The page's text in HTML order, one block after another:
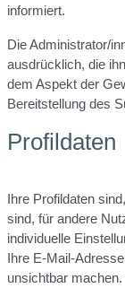
informiert.
Die Administrator/
ausdrücklich, die
dem Aspekt der
Bereitstellung des
Profildaten
Ihre Profildaten
sind, für andere
individuelle
Ihre E-Mail-
unsichtbar